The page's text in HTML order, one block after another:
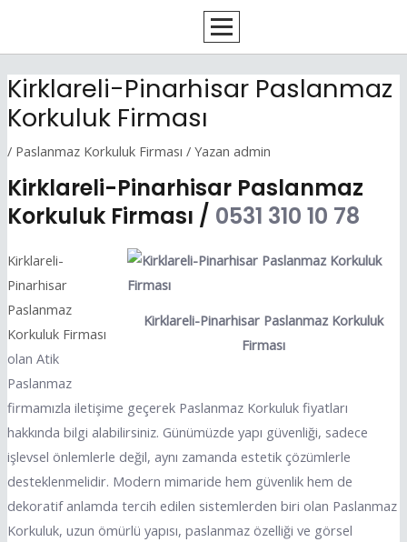
Kirklareli-Pinarhisar Paslanmaz
Korkuluk Firması
/ Paslanmaz Korkuluk Firması / Yazan admin
Kirklareli-Pinarhisar Paslanmaz
Korkuluk Firması / 0531 310 10 78
Kirklareli-Pinarhisar Paslanmaz Korkuluk
Firması
Kirklareli-
Pinarhisar
Paslanmaz
Korkuluk Firması
olan Atik
Paslanmaz
firmamızla iletişime geçerek Paslanmaz Korkuluk fiyatları
hakkında bilgi alabilirsiniz. Günümüzde yapı güvenliği, sadece
işlevsel önlemlerle değil, aynı zamanda estetik çözümlerle
desteklenmelidir. Modern mimaride hem güvenlik hem de
dekoratif anlamda tercih edilen sistemlerden biri olan Paslanmaz
Korkuluk, uzun ömürlü yapısı, paslanmaz özelliği ve görsel